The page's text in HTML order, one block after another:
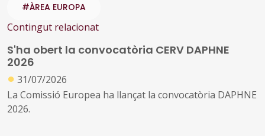
#ÀREA EUROPA
Contingut relacionat
S'ha obert la convocatòria CERV DAPHNE
2026
● 31/07/2026
La Comissió Europea ha llançat la convocatòria DAPHNE
2026.